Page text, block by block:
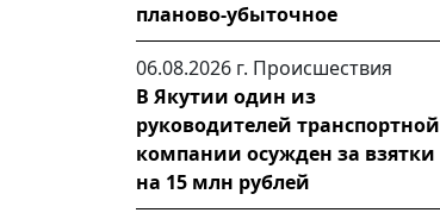
планово-убыточное
06.08.2026 г. Происшествия
В Якутии один из
руководителей транспортной
компании осужден за взятки
на 15 млн рублей